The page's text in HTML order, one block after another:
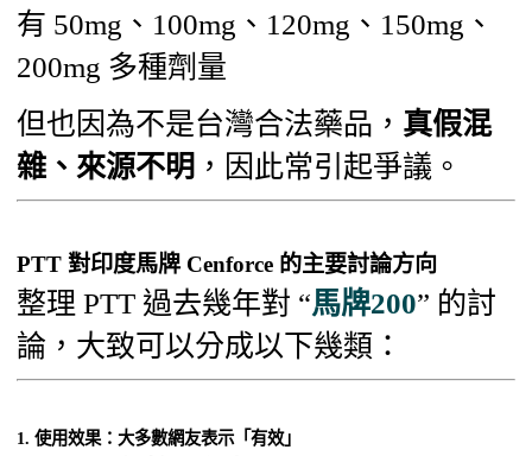
有 50mg、100mg、120mg、150mg、
200mg 多種劑量
但也因為不是台灣合法藥品， 真假混
雜、來源不明 ，因此常引起爭議。
PTT 對印度馬牌 Cenforce 的主要討論方向
整理 PTT 過去幾年對 “馬牌200” 的討
論，大致可以分成以下幾類：
1. 使用效果：大多數網友表示「有效」